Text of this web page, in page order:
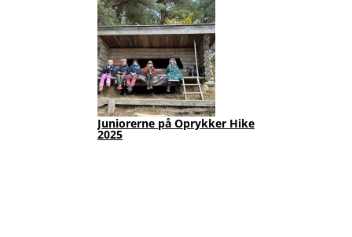
Juniorerne på Oprykker Hike
2025